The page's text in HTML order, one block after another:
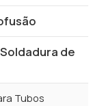
de
Tubos